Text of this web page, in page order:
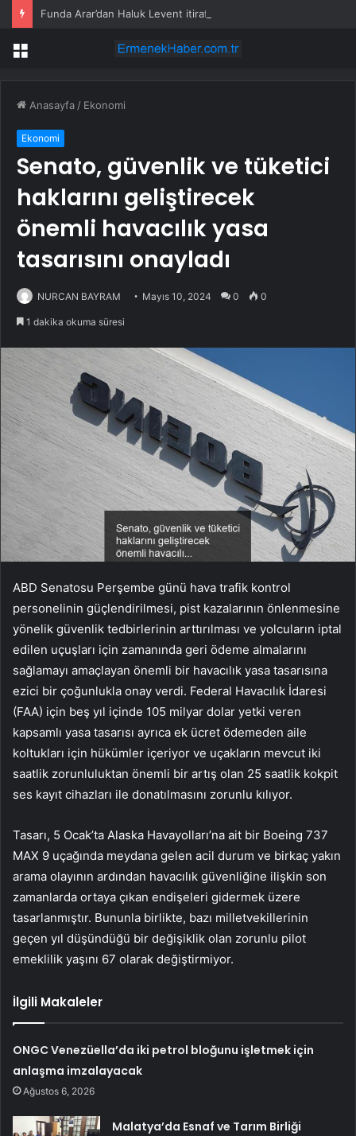
Menü
Anasayfa / Ekonomi
Ekonomi
Senato, güvenlik ve tüketici
haklarını geliştirecek
önemli havacılık yasa
tasarısını onayladı
NURCAN BAYRAM Mayıs 10, 2024 0 0
1 dakika okuma süresi
ABD Senatosu Perşembe günü hava trafik kontrol
personelinin güçlendirilmesi, pist kazalarının önlenmesine
yönelik güvenlik tedbirlerinin arttırılması ve yolcuların iptal
edilen uçuşları için zamanında geri ödeme almalarını
sağlamayı amaçlayan önemli bir havacılık yasa tasarısına
ezici bir çoğunlukla onay verdi. Federal Havacılık İdaresi
(FAA) için beş yıl içinde 105 milyar dolar yetki veren
kapsamlı yasa tasarısı ayrıca ek ücret ödemeden aile
koltukları için hükümler içeriyor ve uçakların mevcut iki
saatlik zorunluluktan önemli bir artış olan 25 saatlik kokpit
ses kayıt cihazları ile donatılmasını zorunlu kılıyor.
Tasarı, 5 Ocak’ta Alaska Havayolları’na ait bir Boeing 737
MAX 9 uçağında meydana gelen acil durum ve birkaç yakın
arama olayının ardından havacılık güvenliğine ilişkin son
zamanlarda ortaya çıkan endişeleri gidermek üzere
tasarlanmıştır. Bununla birlikte, bazı milletvekillerinin
geçen yıl düşündüğü bir değişiklik olan zorunlu pilot
emeklilik yaşını 67 olarak değiştirmiyor.
İlgili Makaleler
ONGC Venezüella’da iki petrol bloğunu işletmek için
anlaşma imzalayacak
Ağustos 6, 2026
Malatya’da Esnaf ve Tarım Birliği